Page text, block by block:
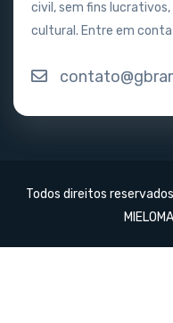
civil, sem fins
cultural. Entre em
Todos direitos reservados.